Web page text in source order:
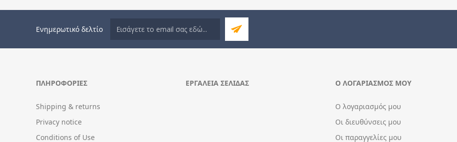
Ενημερωτικό δελτίο
ΠΛΗΡΟΦΟΡΊΕΣ
Shipping & returns
Privacy notice
Conditions of Use
ΕΡΓΑΛΕΊΑ ΣΕΛΊΔΑΣ Ο ΛΟΓΑΡΙΑΣΜΌΣ ΜΟΥ
Ο λογαριασμός μου
Οι διευθύνσεις μου
Οι παραγγελίες μου